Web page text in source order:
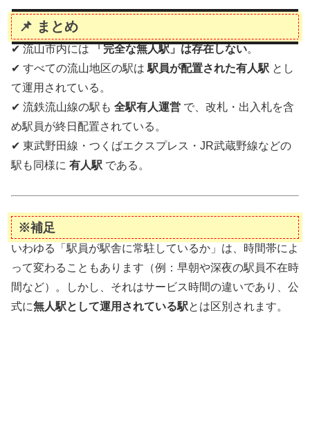
📌 まとめ
✔ 流山市内には 「完全な無人駅」は存在しない。
✔ すべての流山地区の駅は 駅員が配置された有人駅 とし
て運用されている。
✔ 流鉄流山線の駅も 全駅有人運営 で、改札・出入札を含
め駅員が終日配置されている。
✔ 東武野田線・つくばエクスプレス・JR武蔵野線などの
駅も同様に 有人駅 である。
※補足
いわゆる「駅員が駅舎に常駐しているか」は、時間帯によ
って変わることもあります（例：早朝や深夜の駅員不在時
間など）。しかし、それはサービス時間の違いであり、公
式に無人駅として運用されている駅とは区別されます。